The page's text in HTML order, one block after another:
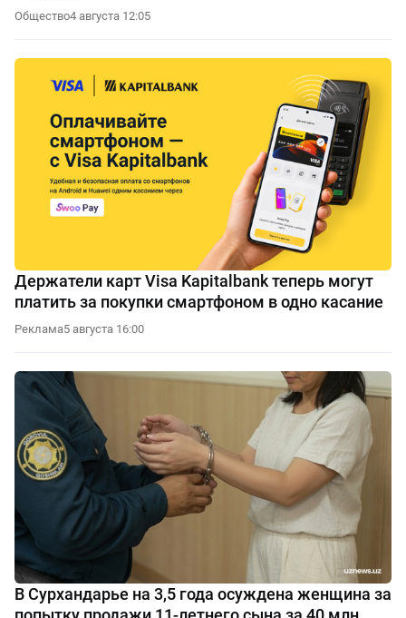
Общество4 августа 12:05
Держатели карт Visa Kapitalbank теперь могут
платить за покупки смартфоном в одно касание
Реклама5 августа 16:00
В Сурхандарье на 3,5 года осуждена женщина за